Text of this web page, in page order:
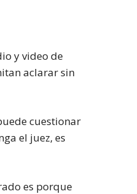
y video de
aclarar sin
cuestionar
el juez, es
es porque